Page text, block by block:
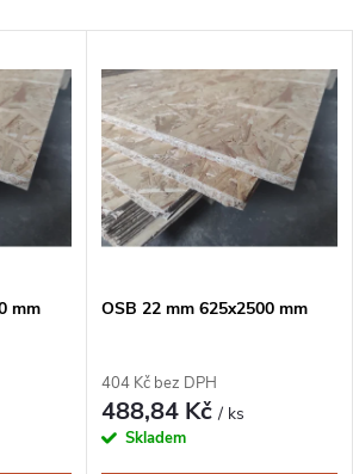
mm OSB 22 mm 625x2500 mm
404 Kč bez DPH
488,84 Kč/ ks
Skladem